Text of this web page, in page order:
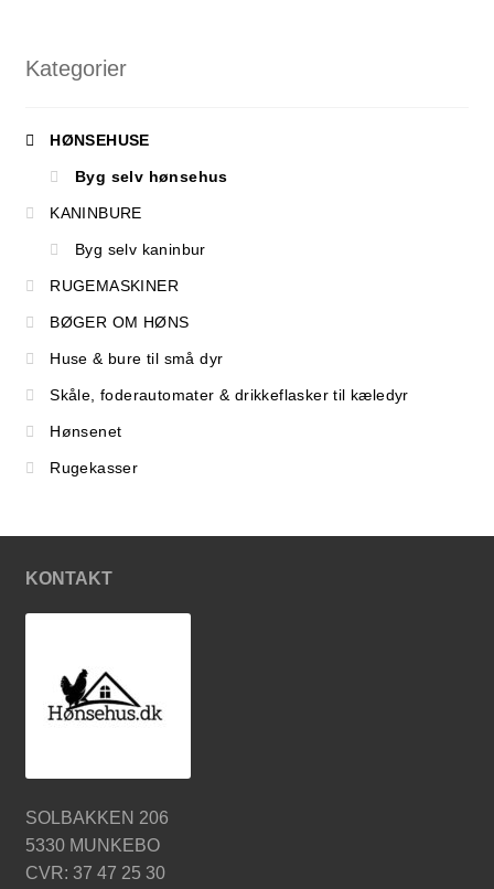
Kategorier
HØNSEHUSE
Byg selv hønsehus
KANINBURE
Byg selv kaninbur
RUGEMASKINER
BØGER OM HØNS
Huse & bure til små dyr
Skåle, foderautomater & drikkeflasker til kæledyr
Hønsenet
Rugekasser
KONTAKT
SOLBAKKEN 206
5330 MUNKEBO
CVR: 37 47 25 30